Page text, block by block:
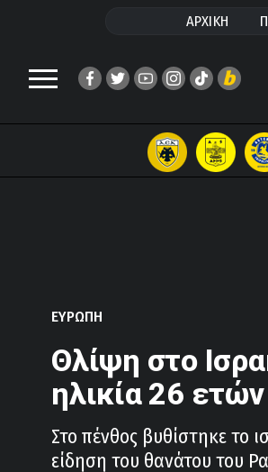
ΑΡΧΙΚΗ
ΕΥΡΩΠΗ
Θλίψη στο
ηλικία 26
Στο πένθος βυθίστηκε το
είδηση του θανάτου του